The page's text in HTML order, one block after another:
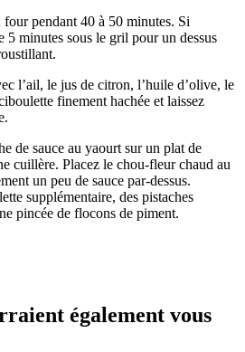
pendant 40 à 50 minutes. Si
5 minutes sous le gril pour un dessus
l’ail, le jus de citron, l’huile d’olive, le
finement hachée et laissez
de sauce au yaourt sur un plat de
cuillère. Placez le chou-fleur chaud au
un peu de sauce par-dessus.
supplémentaire, des pistaches
pincée de flocons de piment.
également vous